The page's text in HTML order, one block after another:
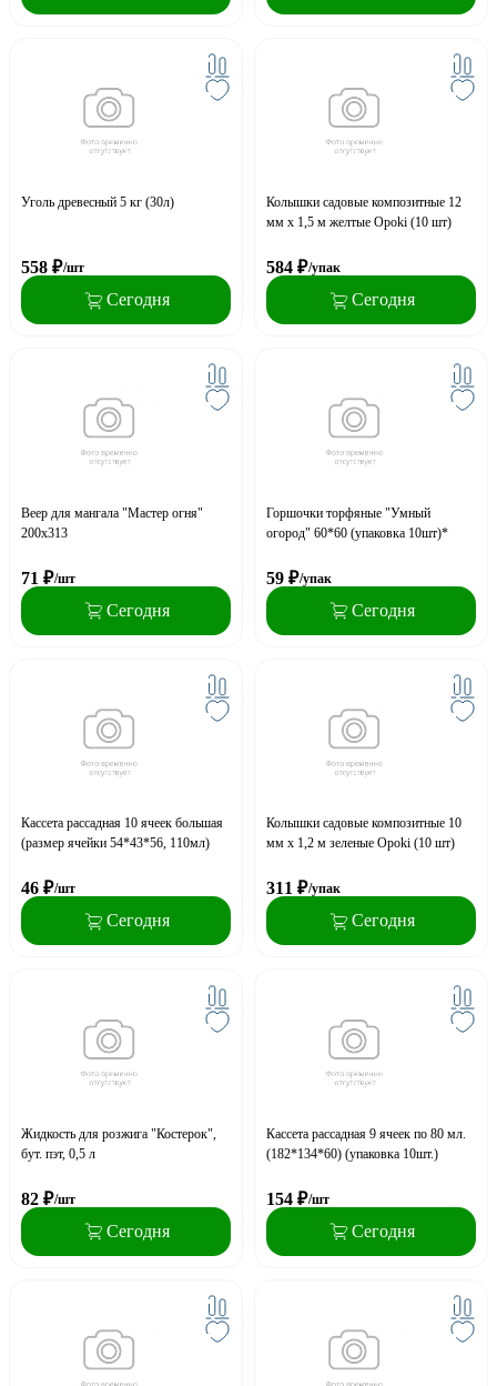
Уголь древесный 5 кг (30л)
558 ₽/шт
Сегодня
Колышки садовые композитные 12
мм х 1,5 м желтые Opoki (10 шт)
584 ₽/упак
Сегодня
Веер для мангала "Мастер огня"
200х313
71 ₽/шт
Сегодня
Горшочки торфяные "Умный
огород" 60*60 (упаковка 10шт)*
59 ₽/упак
Сегодня
Кассета рассадная 10 ячеек большая
(размер ячейки 54*43*56, 110мл)
46 ₽/шт
Сегодня
Колышки садовые композитные 10
мм х 1,2 м зеленые Opoki (10 шт)
311 ₽/упак
Сегодня
Жидкость для розжига "Костерок",
бут. пэт, 0,5 л
82 ₽/шт
Сегодня
Кассета рассадная 9 ячеек по 80 мл.
(182*134*60) (упаковка 10шт.)
154 ₽/шт
Сегодня